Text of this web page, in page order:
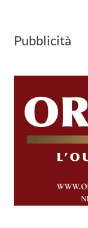
Pubblicità